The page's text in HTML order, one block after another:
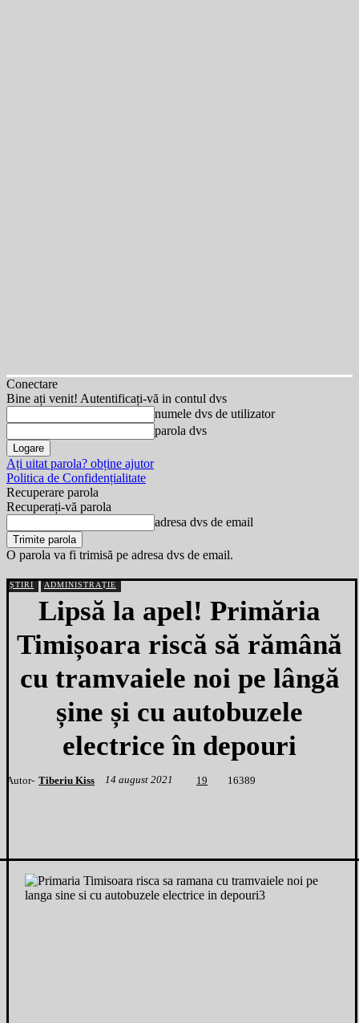
Conectare
Bine ați venit! Autentificați-vă in contul dvs
numele dvs de utilizator
parola dvs
Ați uitat parola? obține ajutor
Politica de Confidențialitate
Recuperare parola
Recuperați-vă parola
adresa dvs de email
O parola va fi trimisă pe adresa dvs de email.
ȘTIRI ADMINISTRAȚIE
Lipsă la apel! Primăria
Timișoara riscă să rămână
cu tramvaiele noi pe lângă
șine și cu autobuzele
electrice în depouri
Autor- Tiberiu Kiss 14 august 2021 19 1 6389